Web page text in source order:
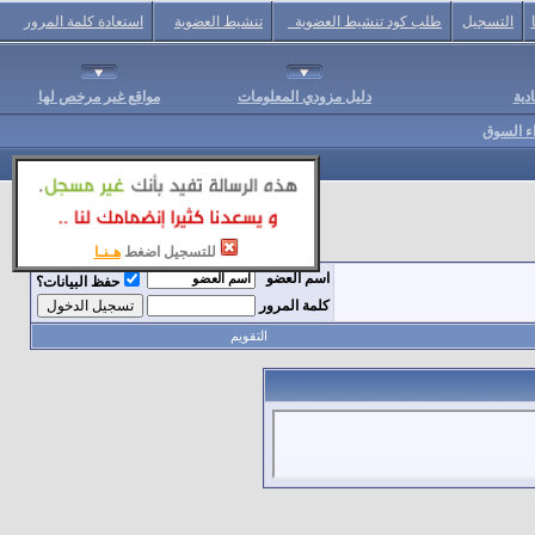
للتسجيل اضغط هـنـا
التسجيل طلب كود تنشيط العضوية تنشيط العضوية استعادة كلمة المرور
دليل مزودي المعلومات مواقع غير مرخص لها
السوق
اسم العضو
حفظ البيانات؟
كلمة المرور
التقويم